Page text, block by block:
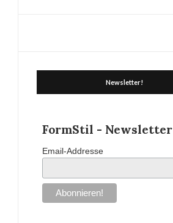
Newsletter!
FormStil - Newsletter
Email-Addresse